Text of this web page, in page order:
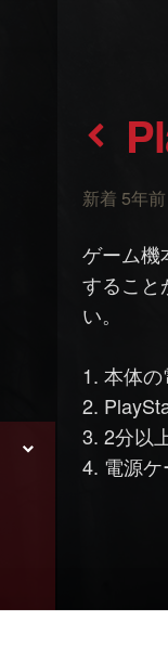
新着 5年
ゲーム機
すること
い。
1. 本体
2.
3. 2分以
4. 電源ケ